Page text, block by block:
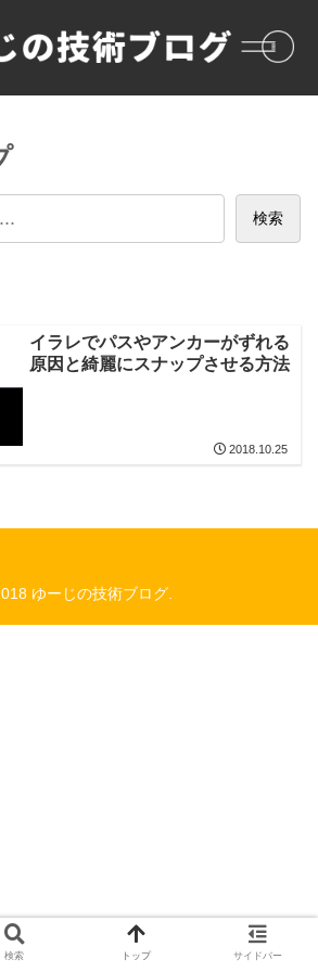
検索
イラレでパスやアンカーがずれる
原因と綺麗にスナップさせる方法
2018.10.25
ゆーじの技術ブログ.
検索 トップ サイドバー